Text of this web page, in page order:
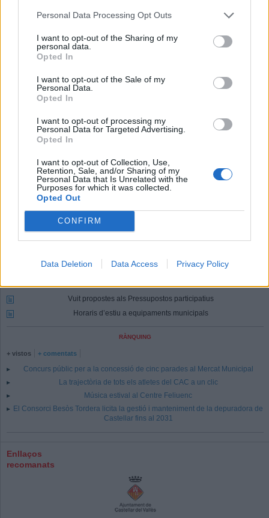
Personal Data Processing Opt Outs
I want to opt-out of the Sharing of my
personal data.
Opted In
I want to opt-out of the Sale of my
Personal Data.
Opted In
I want to opt-out of processing my
Personal Data for Targeted Advertising.
Opted In
I want to opt-out of Collection, Use,
Retention, Sale, and/or Sharing of my
Personal Data that Is Unrelated with the
Purposes for which it was collected.
Opted Out
CONFIRM
Data Deletion Data Access Privacy Policy
investigació i posada en valor del jaciment.
AfegeixL'Actual
com a font preferida de
Google de forma gratuïta
ACTIVAR ARA
M'agrada
Comentaris
Identificar-me.Per escriure un comentari has d'identificar-te com a usuari de
Lactual.cat
Registrar-meSi encara no ets usuari de Lactual.cat, registra't ara.
Més Actualitat
Concurs públic per a la concessió de cinc parades al Mercat Municipal
Vuit propostes als Pressupostos participatius
Horaris d’estiu a equipaments municipals
RÀNQUING
+ vistos + comentats
Concurs públic per a la concessió de cinc parades al Mercat Municipal
La trajectòria de tots els atletes del CAC a un clic
Música estival al Centre Feliuenc
El Consorci Besòs Tordera licita la gestió i manteniment de la depuradora de
Castellar fins al 2031
Enllaços
recomanats